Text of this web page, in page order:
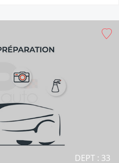
DEPT : 33